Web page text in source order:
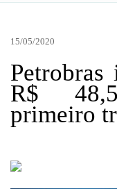
15/05/2020
Petrobras
R$
primeiro